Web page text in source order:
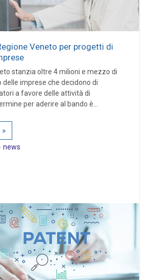
Veneto per progetti di
stanzia oltre 4 milioni e mezzo di
delle imprese che decidono di
a favore delle attività di
per aderire al bando è...
news